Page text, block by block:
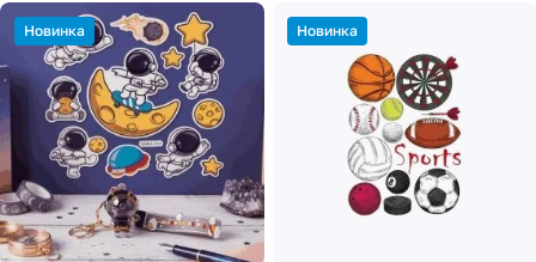
Новинка Новинка